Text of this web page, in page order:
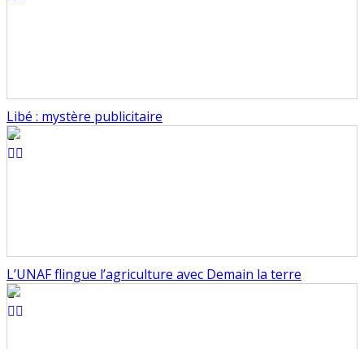
Libé : mystère publicitaire
L’UNAF flingue l’agriculture avec Demain la terre